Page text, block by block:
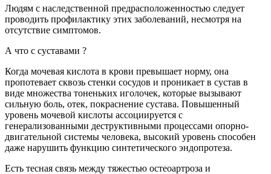
Людям с наследственной предрасположенностью следует
проводить профилактику этих заболеваний, несмотря на
отсутствие симптомов.
А что с суставами ?
Когда мочевая кислота в крови превышает норму, она
пропотевает сквозь стенки сосудов и проникает в сустав в
виде множества тоненьких иголочек, которые вызывают
сильную боль, отек, покраснение сустава. Повышенный
уровень мочевой кислоты ассоциируется с
генерализованными деструктивными процессами опорно-
двигательной системы человека, высокий уровень способен
даже нарушить функцию синтетического эндопротеза.
Есть тесная связь между тяжестью остеоартроза и